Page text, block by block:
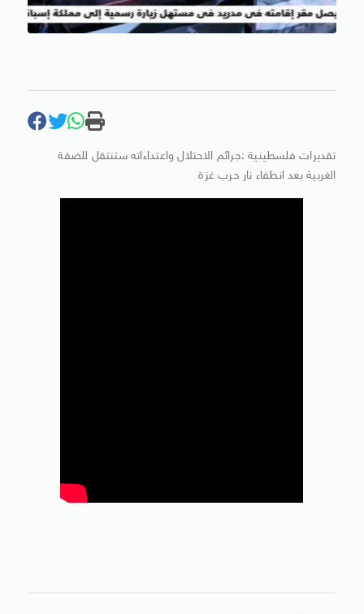
تقديرات فلسطينية :جرائم الاحتلال واعتداءاته ستنتقل للضفة
الغربية بعد انطفاء نار حرب غزة